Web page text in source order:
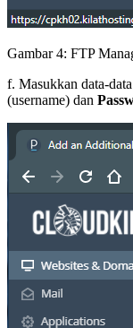
Gambar 4: FTP
f. Masukkan data-
(username) dan